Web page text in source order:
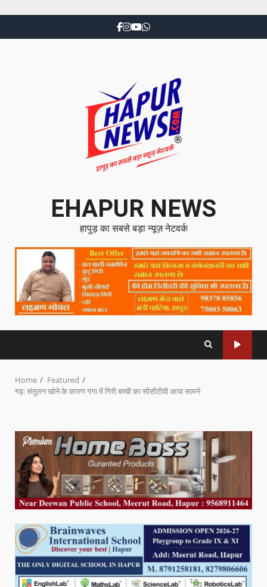
EHAPUR NEWS
हापुड़ का सबसे बड़ा न्यूज़ नेटवर्क
Home
Featured
गढ़: संतुलन खोने के कारण गंगा में गिरी बच्ची का सीसीटीवी आया सामने